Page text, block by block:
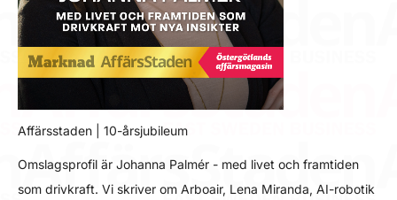
Affärsstaden | 10-årsjubileum
Omslagsprofil är Johanna Palmér - med livet och framtiden
som drivkraft. Vi skriver om Arboair, Lena Miranda, AI-robotik